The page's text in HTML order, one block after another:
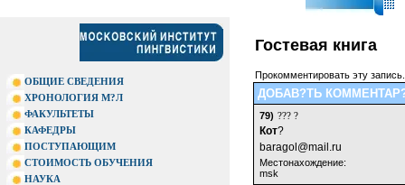
ОБЩИЕ СВЕДЕНИЯ
ХРОНОЛОГИЯ М?Л
ФАКУЛЬТЕТЫ
КАФЕДРЫ
ПОСТУПАЮЩИМ
СТОИМОСТЬ ОБУЧЕНИЯ
НАУКА
Гостевая книга
Прокомментировать эту запись.
ДОБАВ?ТЬ
79) ??? ?
Кот?
baragol@mail.ru
Местонахождение:
msk